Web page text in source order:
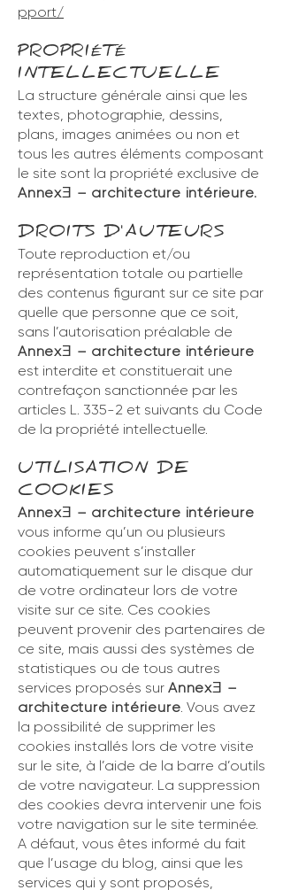
pport/
PROPRIÉTÉ
INTELLECTUELLE
La structure générale ainsi que les
textes, photographie, dessins,
plans, images animées ou non et
tous les autres éléments composant
le site sont la propriété exclusive de
AnnexƎ – architecture intérieure.
DROITS D'AUTEURS
Toute reproduction et/ou
représentation totale ou partielle
des contenus figurant sur ce site par
quelle que personne que ce soit,
sans l’autorisation préalable de
AnnexƎ – architecture intérieure
est interdite et constituerait une
contrefaçon sanctionnée par les
articles L. 335-2 et suivants du Code
de la propriété intellectuelle.
UTILISATION DE
COOKIES
AnnexƎ – architecture intérieure
vous informe qu’un ou plusieurs
cookies peuvent s’installer
automatiquement sur le disque dur
de votre ordinateur lors de votre
visite sur ce site. Ces cookies
peuvent provenir des partenaires de
ce site, mais aussi des systèmes de
statistiques ou de tous autres
services proposés sur AnnexƎ –
architecture intérieure. Vous avez
la possibilité de supprimer les
cookies installés lors de votre visite
sur le site, à l’aide de la barre d’outils
de votre navigateur. La suppression
des cookies devra intervenir une fois
votre navigation sur le site terminée.
A défaut, vous êtes informé du fait
que l’usage du blog, ainsi que les
services qui y sont proposés,